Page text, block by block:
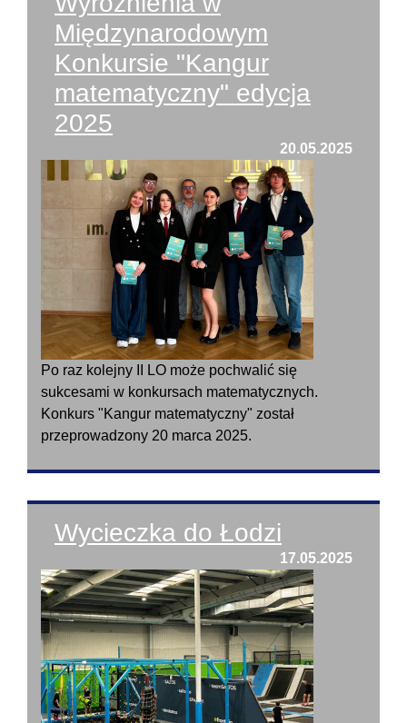
Międzynarodowym
Konkursie "Kangur
matematyczny" edycja
2025
20.05.2025
Po raz kolejny II LO może pochwalić się
sukcesami w konkursach matematycznych.
Konkurs "Kangur matematyczny" został
przeprowadzony 20 marca 2025.
Wycieczka do Łodzi
17.05.2025